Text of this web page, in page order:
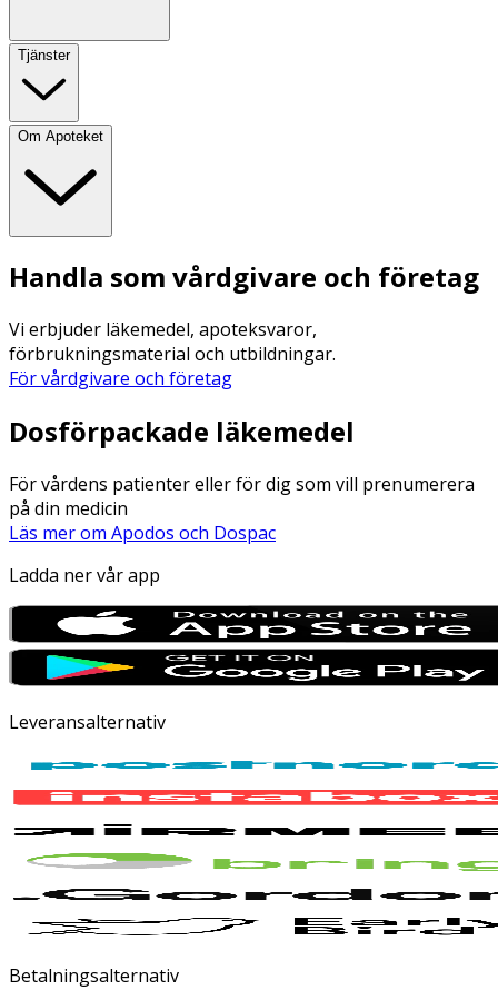
Tjänster
Om Apoteket
Handla som vårdgivare och företag
Vi erbjuder läkemedel, apoteksvaror,
förbrukningsmaterial och utbildningar.
För vårdgivare och företag
Dosförpackade läkemedel
För vårdens patienter eller för dig som vill prenumerera
på din medicin
Läs mer om Apodos och Dospac
Ladda ner vår app
Leveransalternativ
Betalningsalternativ